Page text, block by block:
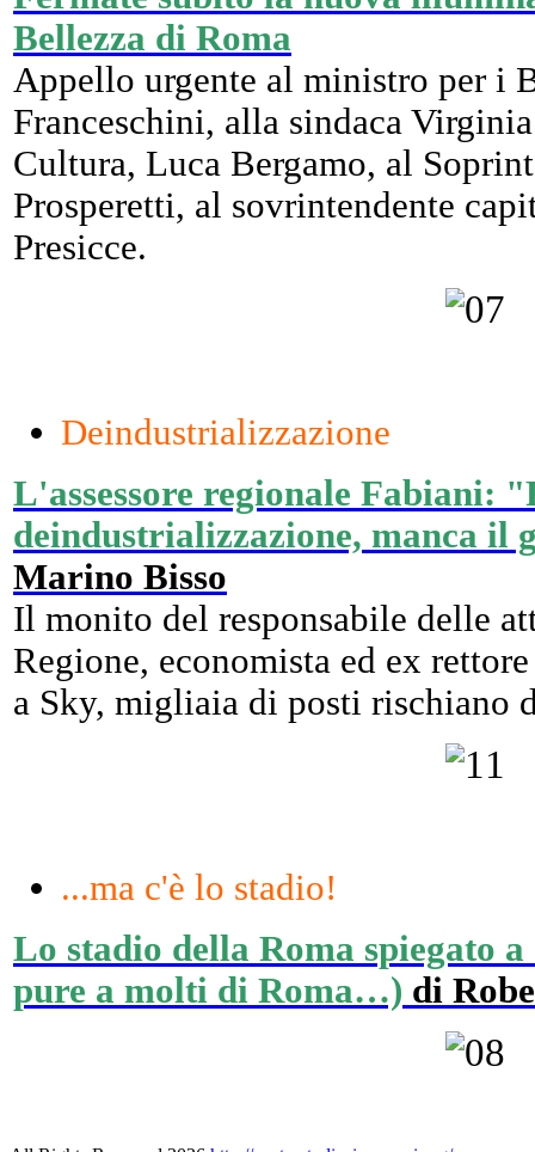
Bellezza di Roma
Appello urgente al ministro per i
Franceschini, alla sindaca
Cultura, Luca Bergamo, al
Prosperetti, al sovrintendente
Presicce.
Deindustrializzazione
L'assessore regionale Fabiani:
deindustrializzazione, manca il
Marino Bisso
Il monito del responsabile delle
Regione, economista ed ex
a Sky, migliaia di posti rischiano
...ma c'è lo stadio!
Lo stadio della Roma spiegato
pure a molti di Roma…) di